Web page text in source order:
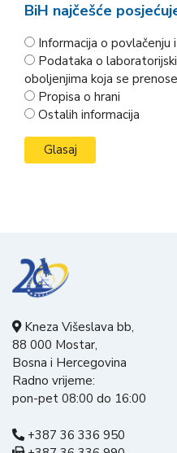
BiH najčešće
Informacija o povlačenju
Podataka o
oboljenjima koja se
Propisa o hrani
Ostalih informacija
Kneza Višeslava bb,
88 000 Mostar,
Bosna i Hercegovina
Radno vrijeme:
pon-pet 08:00 do 16:00
+387 36 336 950